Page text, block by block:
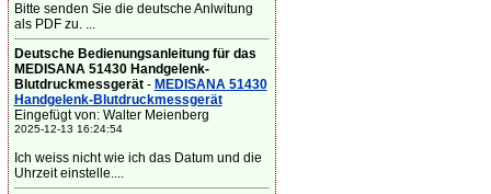
Bitte senden Sie die deutsche Anlwitung
als PDF zu. ...
Deutsche Bedienungsanleitung für das
MEDISANA 51430 Handgelenk-
Blutdruckmessgerät- MEDISANA 51430
Handgelenk-Blutdruckmessgerät
Eingefügt von: Walter Meienberg
2025-12-13 16:24:54
Ich weiss nicht wie ich das Datum und die
Uhrzeit einstelle....